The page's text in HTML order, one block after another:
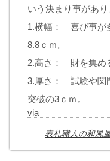
いう決まり事があり
1.横幅： 喜び事が
8.8ｃｍ。
2.高さ： 財を集め
3.厚さ： 試験や関
突破の3ｃｍ。
via
表札職人の和風